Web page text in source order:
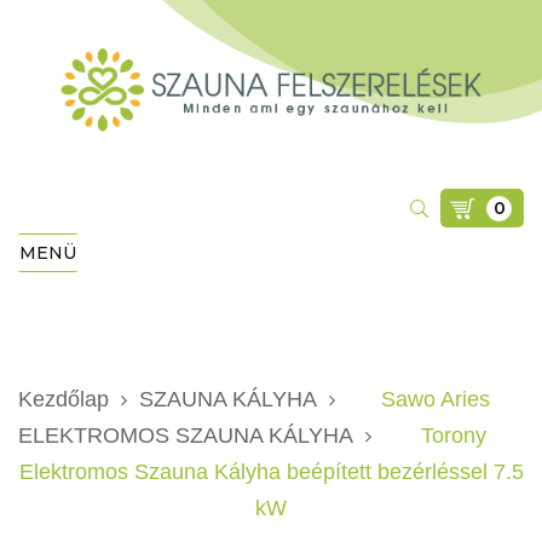
0
MENÜ
Kezdőlap
SZAUNA KÁLYHA
ELEKTROMOS SZAUNA KÁLYHA
Sawo Aries
Torony
Elektromos Szauna Kályha beépített bezérléssel 7.5
kW